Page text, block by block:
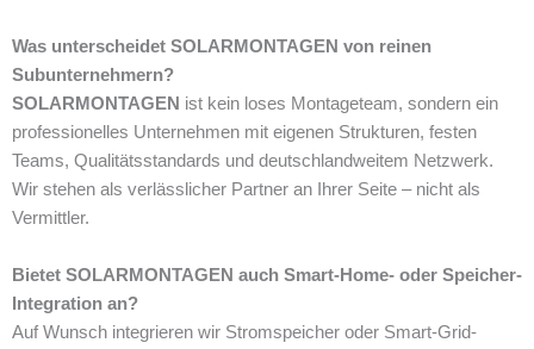
Was unterscheidet SOLARMONTAGEN von reinen
Subunternehmern?
SOLARMONTAGEN ist kein loses Montageteam, sondern ein
professionelles Unternehmen mit eigenen Strukturen, festen
Teams, Qualitätsstandards und deutschlandweitem Netzwerk.
Wir stehen als verlässlicher Partner an Ihrer Seite – nicht als
Vermittler.
Bietet SOLARMONTAGEN auch Smart-Home- oder Speicher-
Integration an?
Auf Wunsch integrieren wir Stromspeicher oder Smart-Grid-